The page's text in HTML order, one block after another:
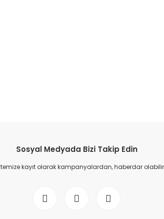
Sosyal Medyada Bizi Takip Edin
kayıt olarak kampanyalardan, haberdar